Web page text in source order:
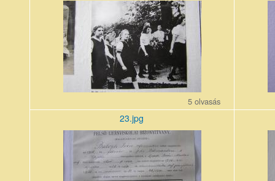
06_6.jpg
5 olvasás
23.jpg